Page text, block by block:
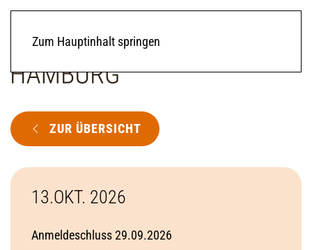
Zum Hauptinhalt springen
ZUR ÜBERSICHT
13.OKT. 2026
Anmeldeschluss 29.09.2026